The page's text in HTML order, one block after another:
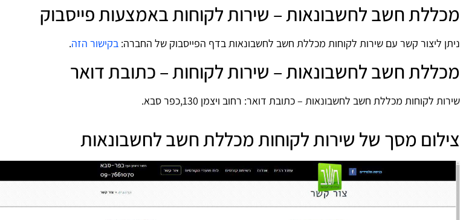
מכללת חשב לחשבונאות – שירות לקוחות באמצעות פייסבוק
ניתן ליצור קשר עם שירות לקוחות מכללת חשב לחשבונאות בדף הפייסבוק של החברה: בקישור הזה.
מכללת חשב לחשבונאות – שירות לקוחות – כתובת דואר
שירות לקוחות מכללת חשב לחשבונאות – כתובת דואר: רחוב ויצמן 130,כפר סבא.
צילום מסך של שירות לקוחות מכללת חשב לחשבונאות